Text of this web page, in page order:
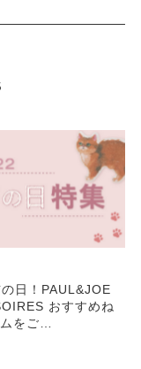
日！PAUL&JOE
おすすめね
をご…